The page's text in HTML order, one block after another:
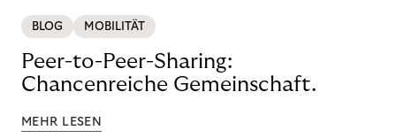
BLOG MOBILITÄT
Peer-to-Peer-Sharing:
Chancenreiche Gemeinschaft.
MEHR LESEN